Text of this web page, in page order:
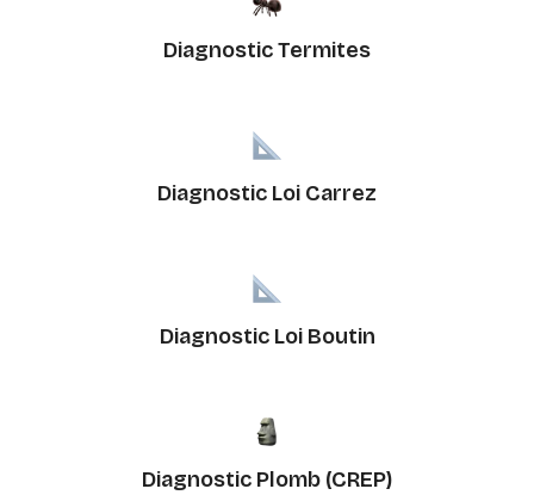
Diagnostic Termites
Diagnostic Loi Carrez
Diagnostic Loi Boutin
Diagnostic Plomb (CREP)